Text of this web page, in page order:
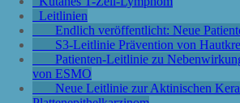
Leitlinien
Endlich veröffentlicht: Neue
S3-Leitlinie Prävention von
Patienten-Leitlinie zu
von ESMO
Neue Leitlinie zur Aktinischen